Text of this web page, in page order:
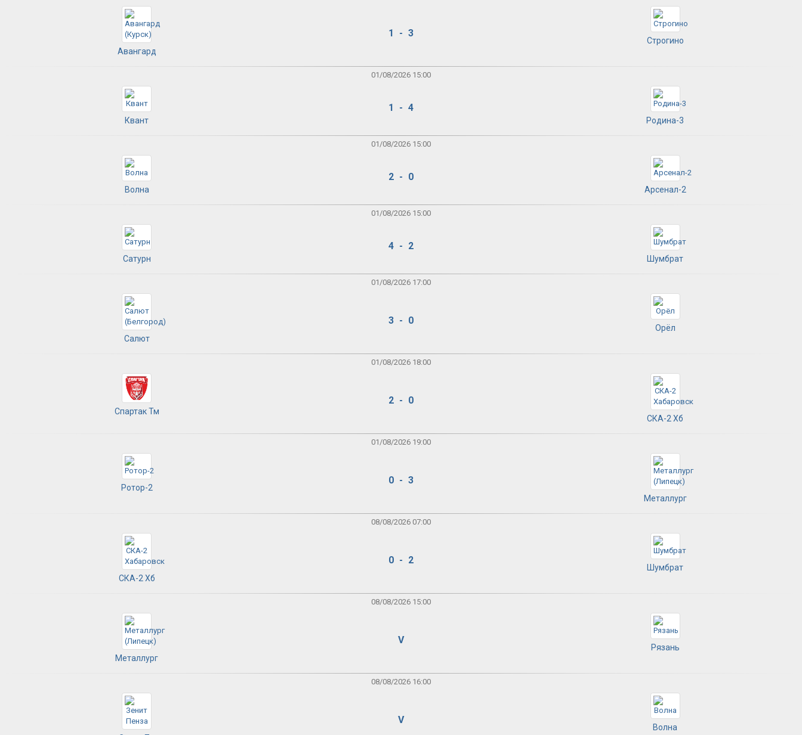
Авангард
1 - 3
Строгино
01/08/2026 15:00
Квант
1 - 4
Родина-3
01/08/2026 15:00
Волна
2 - 0
Арсенал-2
01/08/2026 15:00
Сатурн
4 - 2
Шумбрат
01/08/2026 17:00
Салют
3 - 0
Орёл
01/08/2026 18:00
Спартак Тм
2 - 0
СКА-2 Хб
01/08/2026 19:00
Ротор-2
0 - 3
Металлург
08/08/2026 07:00
СКА-2 Хб
0 - 2
Шумбрат
08/08/2026 15:00
Металлург
V
Рязань
08/08/2026 16:00
V
Волна